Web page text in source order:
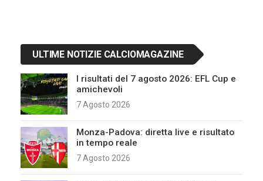
ULTIME NOTIZIE CALCIOMAGAZINE
I risultati del 7 agosto 2026: EFL Cup e
amichevoli
7 Agosto 2026
Monza-Padova: diretta live e risultato
in tempo reale
7 Agosto 2026